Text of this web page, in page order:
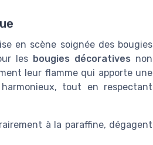
en scène soignée des bougies
les bougies décoratives non
leur flamme qui apporte une
tout en respectant
à la paraffine, dégagent